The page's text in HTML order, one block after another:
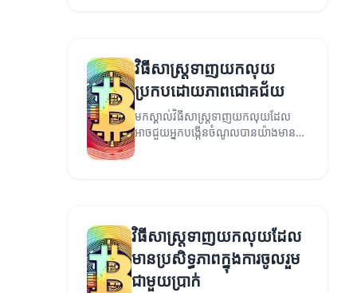
វិធីសាស្ត្រទាញយកលុយ
ប្រកបដោយភាពជោគជ័យ
មកស្គាល់វិធីសាស្ត្រទាញយកលុយដែល
អាចជួយអ្នកបង្កើនចំណូលបានយ៉ាងមាន
វិធីសាស្ត្រទាញយកលុយដែល
មានប្រសិទ្ធភាពក្នុងការចូលរួម
ជាមួយប្រាក់